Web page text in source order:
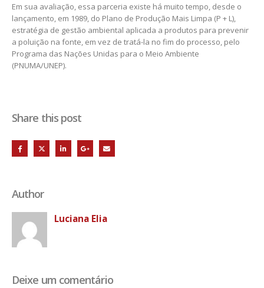
Em sua avaliação, essa parceria existe há muito tempo, desde o
lançamento, em 1989, do Plano de Produção Mais Limpa (P + L),
estratégia de gestão ambiental aplicada a produtos para prevenir
a poluição na fonte, em vez de tratá-la no fim do processo, pelo
Programa das Nações Unidas para o Meio Ambiente
(PNUMA/UNEP).
Share this post
Author
Luciana Elia
Deixe um comentário